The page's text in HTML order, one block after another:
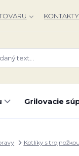
KONTAKTY
Grilovacie
Kotlíky s trojnožkou